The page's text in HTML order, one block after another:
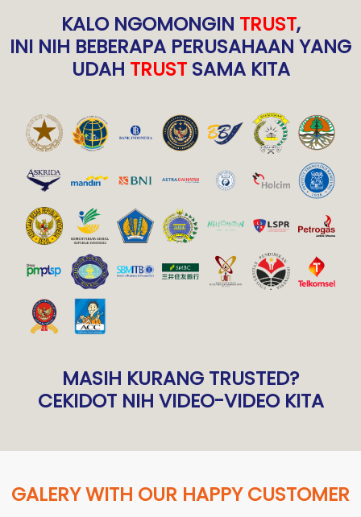
KALO NGOMONGIN TRUST,
INI NIH BEBERAPA PERUSAHAAN YANG
UDAH TRUSTSAMA KITA
MASIH KURANG TRUSTED?
CEKIDOT NIH VIDEO-VIDEO KITA
GALERY WITH OUR HAPPY CUSTOMER